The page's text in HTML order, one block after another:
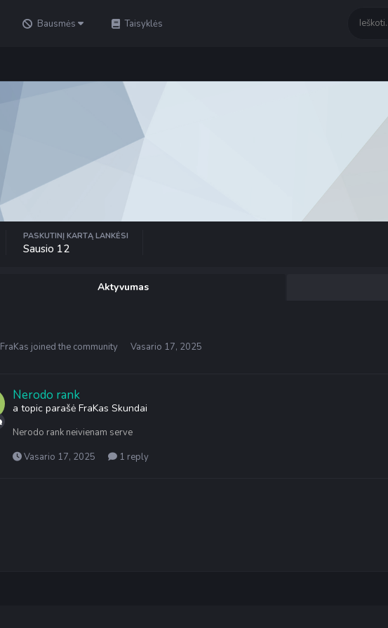
Bausmės Taisyklės
PASKUTINĮ KARTĄ LANKĖSI
Sausio 12
Aktyvumas
FraKas joined the community Vasario 17, 2025
Nerodo rank
a topic parašė FraKas Skundai
Nerodo rank neivienam serve
Vasario 17, 2025
1 reply